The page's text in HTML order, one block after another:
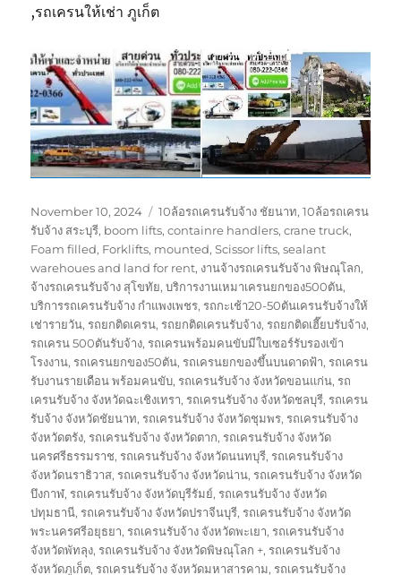
,รถเครนให้เช่า ภูเก็ต
Posted
on
November 10, 2024 Tags
10ล้อรถเครนรับจ้าง ชัยนาท,10ล้อรถเครน
รับจ้าง สระบุรี, boom lifts,containre handlers,crane truck,
Foam filled, Forklifts, mounted,Scissor lifts,sealant
warehoues and land for rent, งานจ้างรถเครนรับจ้าง พิษณุโลก,
จ้างรถเครนรับจ้าง สุโขทัย,บริการงานเหมาเครนยกของ500ตัน,
บริการรถเครนรับจ้าง กำแพงเพชร,รถกะเช้า20-50ตันเครนรับจ้างให้
เช่ารายวัน,รถยกติดเครน,รถยกติดเครนรับจ้าง,รถยกติดเฮี๊ยบรับจ้าง,
รถเครน 500ตันรับจ้าง,รถเครนพร้อมคนขับมีใบเซอร์รับรองเข้า
โรงงาน,รถเครนยกของ50ตัน,รถเครนยกของขึ้นบนดาดฟ้า,รถเครน
รับงานรายเดือน พร้อมคนขับ,รถเครนรับจ้าง จังหวัดขอนแก่น,รถ
เครนรับจ้าง จังหวัดฉะเชิงเทรา,รถเครนรับจ้าง จังหวัดชลบุรี,รถเครน
รับจ้าง จังหวัดชัยนาท,รถเครนรับจ้าง จังหวัดชุมพร,รถเครนรับจ้าง
จังหวัดตรัง,รถเครนรับจ้าง จังหวัดตาก,รถเครนรับจ้าง จังหวัด
นครศรีธรรมราช,รถเครนรับจ้าง จังหวัดนนทบุรี,รถเครนรับจ้าง
จังหวัดนราธิวาส,รถเครนรับจ้าง จังหวัดน่าน,รถเครนรับจ้าง จังหวัด
บึงกาฬ,รถเครนรับจ้าง จังหวัดบุรีรัมย์,รถเครนรับจ้าง จังหวัด
ปทุมธานี,รถเครนรับจ้าง จังหวัดปราจีนบุรี,รถเครนรับจ้าง จังหวัด
พระนครศรีอยุธยา,รถเครนรับจ้าง จังหวัดพะเยา,รถเครนรับจ้าง
จังหวัดพัทลุง,รถเครนรับจ้าง จังหวัดพิษณุโลก +,รถเครนรับจ้าง
จังหวัดภูเก็ต,รถเครนรับจ้าง จังหวัดมหาสารคาม,รถเครนรับจ้าง